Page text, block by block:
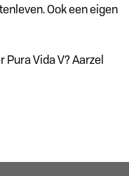
Ook een eigen
Vida V? Aarzel